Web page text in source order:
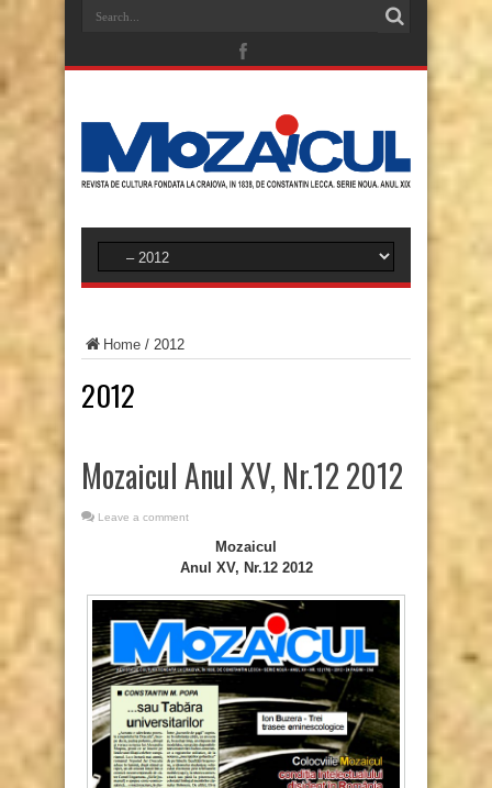
Home / 2012
2012
Mozaicul Anul XV, Nr.12 2012
Leave a comment
Mozaicul
Anul XV, Nr.12 2012